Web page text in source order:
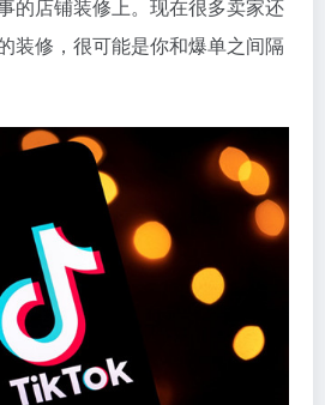
的店铺装修上。现在很多卖家还
装修，很可能是你和爆单之间隔